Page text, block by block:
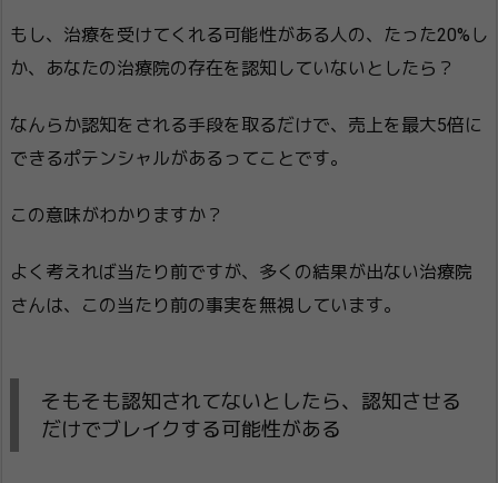
もし、治療を受けてくれる可能性がある人の、たった20%し
か、あなたの治療院の存在を認知していないとしたら？
なんらか認知をされる手段を取るだけで、売上を最大5倍に
できるポテンシャルがあるってことです。
この意味がわかりますか？
よく考えれば当たり前ですが、多くの結果が出ない治療院
さんは、この当たり前の事実を無視しています。
そもそも認知されてないとしたら、認知させる
だけでブレイクする可能性がある